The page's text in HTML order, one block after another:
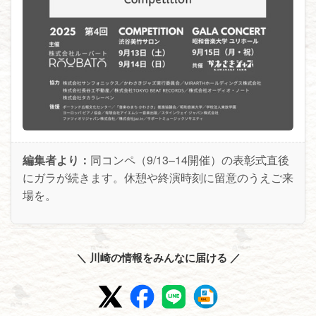
編集者より： 同コンペ（9/13–14開催）の表彰式直後
にガラが続きます。休憩や終演時刻に留意のうえご来
場を。
＼ 川崎の情報をみんなに届ける ／